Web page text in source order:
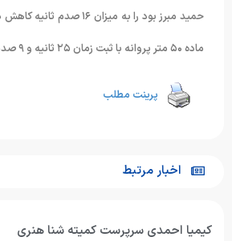
ماده ۵۰ متر پروانه با ثبت زمان ٢۵ ثانیه و ٩ صدم ثانیه رکورد صبح خود را به میزان ٨ صدم ثانیه کاهش داد و به مدال نقره این ماده دست یافت.
پرینت مطلب
اخبار مرتبط
اطلاعیه کمیته بانوان فدراسیون ورزش‌های